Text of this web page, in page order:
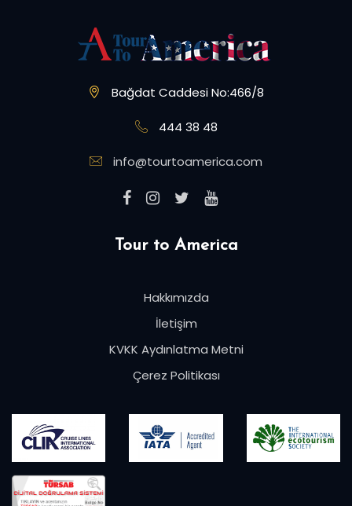
Bağdat Caddesi No:466/8
444 38 48
info@tourtoamerica.com
Tour to America
Hakkımızda
İletişim
KVKK Aydınlatma Metni
Çerez Politikası